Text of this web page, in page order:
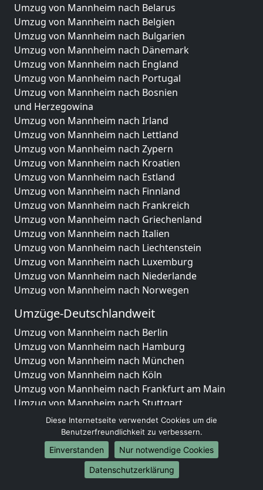
Umzug von Mannheim nach Belarus
Umzug von Mannheim nach Belgien
Umzug von Mannheim nach Bulgarien
Umzug von Mannheim nach Dänemark
Umzug von Mannheim nach England
Umzug von Mannheim nach Portugal
Umzug von Mannheim nach Bosnien
und Herzegowina
Umzug von Mannheim nach Irland
Umzug von Mannheim nach Lettland
Umzug von Mannheim nach Zypern
Umzug von Mannheim nach Kroatien
Umzug von Mannheim nach Estland
Umzug von Mannheim nach Finnland
Umzug von Mannheim nach Frankreich
Umzug von Mannheim nach Griechenland
Umzug von Mannheim nach Italien
Umzug von Mannheim nach Liechtenstein
Umzug von Mannheim nach Luxemburg
Umzug von Mannheim nach Niederlande
Umzug von Mannheim nach Norwegen
Umzüge-Deutschlandweit
Umzug von Mannheim nach Berlin
Umzug von Mannheim nach Hamburg
Umzug von Mannheim nach München
Umzug von Mannheim nach Köln
Umzug von Mannheim nach Frankfurt am Main
Umzug von Mannheim nach Stuttgart
Umzug von Mannheim nach Düsseldorf
Umzug von Mannheim nach Leipzig
Umzug von Mannheim nach Dortmund
Umzug von Mannheim nach Essen
Umzug von Mannheim nach Bremen
Diese Internetseite verwendet Cookies um die
Benutzerfreundlichkeit zu verbessern.
Einverstanden
Nur notwendige Cookies
Datenschutzerklärung